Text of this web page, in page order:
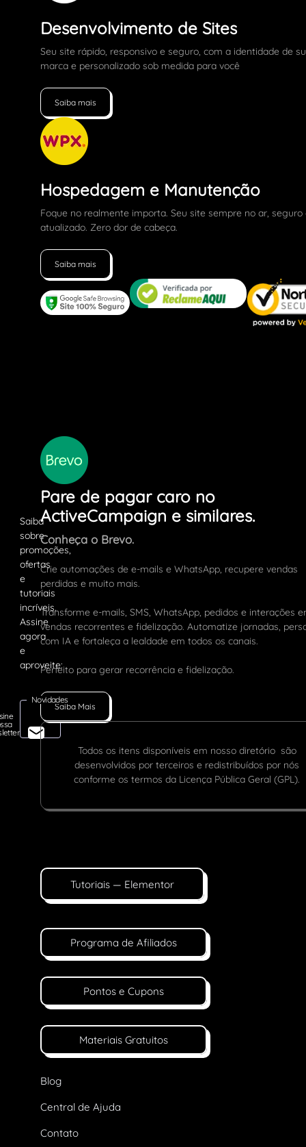
Novidades
Desenvolvimento de Sites
Seu site rápido, responsivo e seguro, com a identidade de
marca e personalizado sob medida para você
Saiba mais
Hospedagem e Manutenção
Foque no realmente importa. Seu site sempre no ar, seguro
atualizado. Zero dor de cabeça.
Saiba mais
Pare de pagar caro no
ActiveCampaign e similares.
Conheça o Brevo.
Crie automações de e-mails e WhatsApp, recupere vendas
perdidas e muito mais.
Transforme e-mails, SMS, WhatsApp, pedidos e interações
vendas recorrentes e fidelização. Automatize jornadas,
com IA e fortaleça a lealdade em todos os canais.
Perfeito para gerar recorrência e fidelização.
Saiba Mais
Todos os itens disponíveis em nosso diretório são
desenvolvidos por terceiros e redistribuídos por nós
conforme os termos da Licença Pública Geral (GPL).
Tutoriais — Elementor
Programa de Afiliados
Pontos e Cupons
Materiais Gratuitos
Blog
Central de Ajuda
Contato